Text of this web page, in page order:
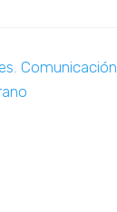
, Comunicación